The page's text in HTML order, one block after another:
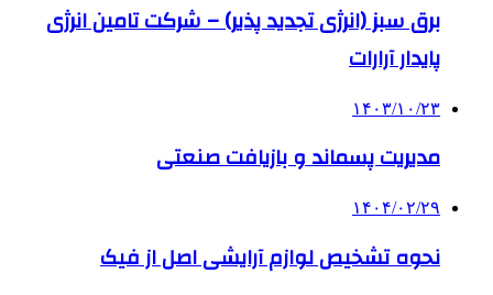
برق سبز (انرژی تجدید پذیر) – شرکت تامین انرژی
پایدار آرارات
۱۴۰۳/۱۰/۲۳
مدیریت پسماند و بازیافت صنعتی
۱۴۰۴/۰۲/۲۹
نحوه تشخیص لوازم آرایشی اصل از فیک